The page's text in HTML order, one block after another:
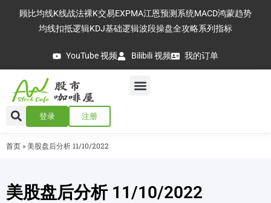
顾比均线K线战法裸K交易EXPMA江恩预测系统MACD鸿蒙趋势
均线扣抵逻辑KDJ基础逻辑波段操盘全攻略系列指标
YouTube 视频 Bilibili 视频 我的订单
登录 注册
首页 » 美股盘后分析 11/10/2022
美股盘后分析 11/10/2022